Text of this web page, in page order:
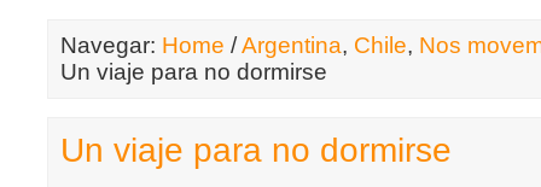
Navegar: Home /Argentina, Chile, Nos
Un viaje para no dormirse
Un viaje para no dormirse